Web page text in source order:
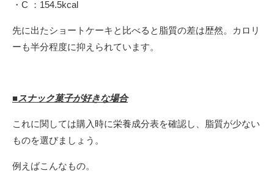
・C ：154.5kcal
先に出たショートケーキと比べると脂質の差は歴然。カロリ
ーも半分程度に抑えられています。
■スナック菓子が好きな場合
これに関しては購入時に栄養成分表を確認し、脂質が少ない
ものを選びましょう。
例えばこんなもの。